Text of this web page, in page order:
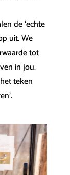
de ‘echte
uit. We
tot
in jou.
teken